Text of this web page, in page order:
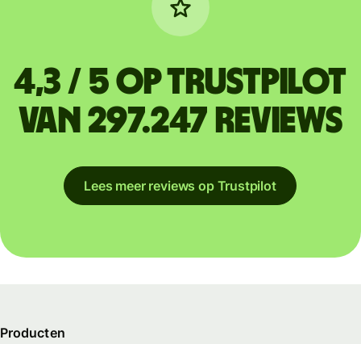
4,3 / 5 op Trustpilot
van 297.247 reviews
Lees meer reviews op Trustpilot
Producten